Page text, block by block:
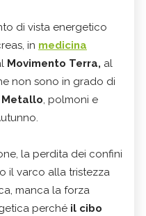
di vista energetico
in medicina
Movimento Terra, al
non sono in grado di
Metallo, polmoni e
la perdita dei confini
il varco alla tristezza
manca la forza
perché il cibo